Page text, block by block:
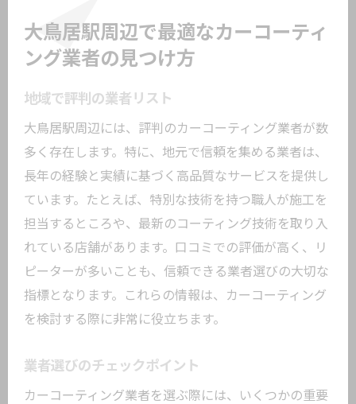
大鳥居駅周辺で最適なカーコーティ
ング業者の見つけ方
地域で評判の業者リスト
大鳥居駅周辺には、評判のカーコーティング業者が数
多く存在します。特に、地元で信頼を集める業者は、
長年の経験と実績に基づく高品質なサービスを提供し
ています。たとえば、特別な技術を持つ職人が施工を
担当するところや、最新のコーティング技術を取り入
れている店舗があります。口コミでの評価が高く、リ
ピーターが多いことも、信頼できる業者選びの大切な
指標となります。これらの情報は、カーコーティング
を検討する際に非常に役立ちます。
業者選びのチェックポイント
カーコーティング業者を選ぶ際には、いくつかの重要